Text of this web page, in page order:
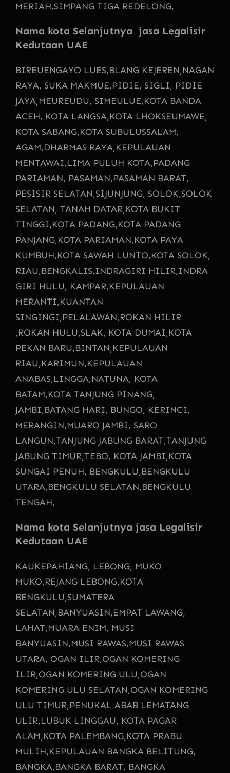
MERIAH,SIMPANG TIGA REDELONG,
Nama kota Selanjutnya jasa Legalisir
Kedutaan UAE
BIREUENGAYO LUES,BLANG KEJEREN,NAGAN
RAYA, SUKA MAKMUE,PIDIE, SIGLI, PIDIE
JAYA,MEUREUDU, SIMEULUE,KOTA BANDA
ACEH, KOTA LANGSA,KOTA LHOKSEUMAWE,
KOTA SABANG,KOTA SUBULUSSALAM,
AGAM,DHARMAS RAYA,KEPULAUAN
MENTAWAI,LIMA PULUH KOTA,PADANG
PARIAMAN, PASAMAN,PASAMAN BARAT,
PESISIR SELATAN,SIJUNJUNG, SOLOK,SOLOK
SELATAN, TANAH DATAR,KOTA BUKIT
TINGGI,KOTA PADANG,KOTA PADANG
PANJANG,KOTA PARIAMAN,KOTA PAYA
KUMBUH,KOTA SAWAH LUNTO,KOTA SOLOK,
RIAU,BENGKALIS,INDRAGIRI HILIR,INDRA
GIRI HULU, KAMPAR,KEPULAUAN
MERANTI,KUANTAN
SINGINGI,PELALAWAN,ROKAN HILIR
,ROKAN HULU,SLAK, KOTA DUMAI,KOTA
PEKAN BARU,BINTAN,KEPULAUAN
RIAU,KARIMUN,KEPULAUAN
ANABAS,LINGGA,NATUNA, KOTA
BATAM,KOTA TANJUNG PINANG,
JAMBI,BATANG HARI, BUNGO, KERINCI,
MERANGIN,MUARO JAMBI, SARO
LANGUN,TANJUNG JABUNG BARAT,TANJUNG
JABUNG TIMUR,TEBO, KOTA JAMBI,KOTA
SUNGAI PENUH, BENGKULU,BENGKULU
UTARA,BENGKULU SELATAN,BENGKULU
TENGAH,
Nama kota Selanjutnya jasa Legalisir
Kedutaan UAE
KAUKEPAHIANG, LEBONG, MUKO
MUKO,REJANG LEBONG,KOTA
BENGKULU,SUMATERA
SELATAN,BANYUASIN,EMPAT LAWANG,
LAHAT,MUARA ENIM, MUSI
BANYUASIN,MUSI RAWAS,MUSI RAWAS
UTARA, OGAN ILIR,OGAN KOMERING
ILIR,OGAN KOMERING ULU,OGAN
KOMERING ULU SELATAN,OGAN KOMERING
ULU TIMUR,PENUKAL ABAB LEMATANG
ULIR,LUBUK LINGGAU, KOTA PAGAR
ALAM,KOTA PALEMBANG,KOTA PRABU
MULIH,KEPULAUAN BANGKA BELITUNG,
BANGKA,BANGKA BARAT, BANGKA